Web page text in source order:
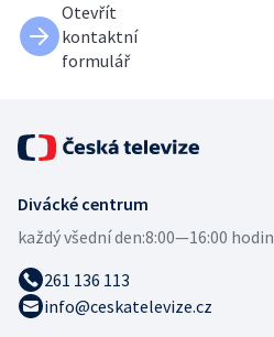
Otevřít
kontaktní
formulář
Divácké centrum
každý všední den:8:00—16:00 hodin
261 136 113
info@ceskatelevize.cz